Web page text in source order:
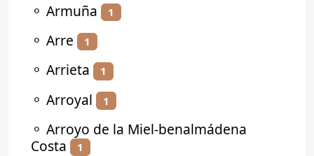
⚬ Armuña 1
⚬ Arre 1
⚬ Arrieta 1
⚬ Arroyal 1
⚬ Arroyo de la Miel-benalmádena
Costa
1